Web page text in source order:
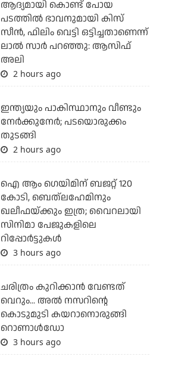
ആദ്യമായി കൊണ്ട് പോയ
പടത്തില്‍ ഭാവനുമായി കിസ്
സീന്‍, ഫിലിം വെട്ടി ഒട്ടിച്ചതാണെന്ന്
ലാല്‍ സാര്‍ പറഞ്ഞു: ആസിഫ്
അലി
2 hours ago
ഇന്ത്യയും പാകിസ്ഥാനും വീണ്ടും
നേര്‍ക്കുനേര്‍; പടയൊരുക്കം
തുടങ്ങി
2 hours ago
ഐ ആം ഗെയിമിന് ബജറ്റ് 120
കോടി, ബെത്‌ലഹേമിനും
ഖലീഫയ്ക്കും ഇത്ര; വൈറലായി
സിനിമാ പേജുകളിലെ
റിപ്പോര്‍ട്ടുകള്‍
3 hours ago
ചരിത്രം കുറിക്കാന്‍ വേണ്ടത്
വെറും... അല്‍ നസറിന്റെ
കൊടുമുടി കയറാനൊരുങ്ങി
റൊണാള്‍ഡോ
3 hours ago